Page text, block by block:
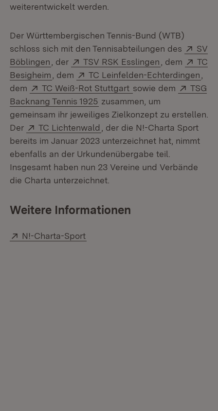
weiterentwickelt werden.
Der Württembergischen Tennis-Bund (WTB)
schloss sich mit den Tennisabteilungen des
SV
Böblingen (Öffnet in neuem Fenster)
, der Extern:
TSV RSK Esslingen (Öffnet in
, dem
TC
Besigheim (Öffnet in neuem Fenster)
, dem Extern:
TC Leinfelden-Echterdingen
dem
Extern:
TC Weiß-Rot Stuttgart (Öffnet in neuem
sowie dem Extern:
TSG
Backnang Tennis 1925 (Öffnet in neuem Fenster)
zusammen, um
gemeinsam ihr jeweiliges Zielkonzept zu erstellen.
Der
Extern:
TC Lichtenwald (Öffnet in neuem Fenster)
, der die N!-Charta Sport
bereits im Januar 2023 unterzeichnet hat, nimmt
ebenfalls an der Urkundenübergabe teil.
Insgesamt haben nun 23 Vereine und Verbände
die Charta unterzeichnet.
Weitere Informationen
Extern:
N!-Charta-Sport